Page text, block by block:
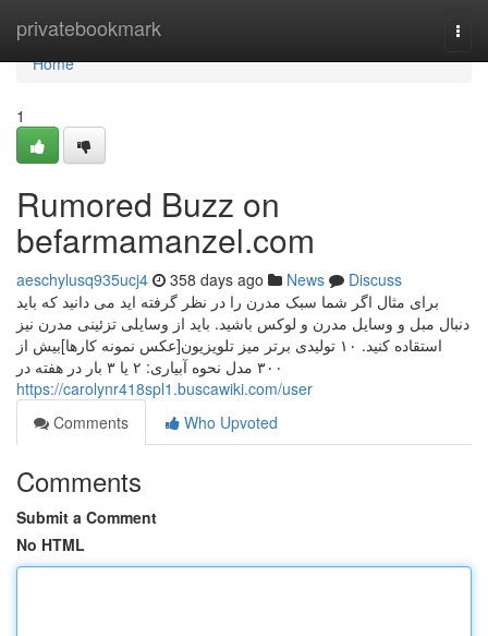
privatebookmark
Home
Home
1
Rumored Buzz on
befarmamanzel.com
aeschylusq935ucj4 358 days ago News
Discuss
برای مثال اگر شما سبک مدرن را در نظر گرفته اید می دانید که باید
دنبال مبل و وسایل مدرن و لوکس باشید. باید از وسایلی تزئینی مدرن نیز
استقاده کنید. ۱۰ تولیدی برتر میز تلویزیون[عکس نمونه کارها]بیش از
۳۰۰ مدل نحوه آبیاری: ۲ یا ۳ بار در هفته در
https://carolynr418spl1.buscawiki.com/user
Comments
Who Upvoted
Comments
Submit a Comment
No HTML